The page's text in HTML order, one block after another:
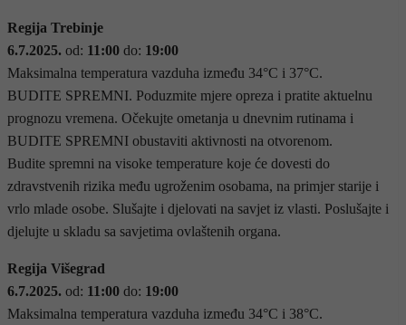
Regija Trebinje
6.7.2025. od: 11:00 do: 19:00
Maksimalna temperatura vazduha između 34°С i 37°С.
BUDITE SPREMNI. Poduzmite mjere opreza i pratite aktuelnu
prognozu vremena. Očekujte ometanja u dnevnim rutinama i
BUDITE SPREMNI obustaviti aktivnosti na otvorenom.
Budite spremni na visoke temperature koje će dovesti do
zdravstvenih rizika među ugroženim osobama, na primjer starije i
vrlo mlade osobe. Slušajte i djelovati na savjet iz vlasti. Poslušajte i
djelujte u skladu sa savjetima ovlaštenih organa.
Regija Višegrad
6.7.2025. od: 11:00 do: 19:00
Maksimalna temperatura vazduha između 34°С i 38°С.